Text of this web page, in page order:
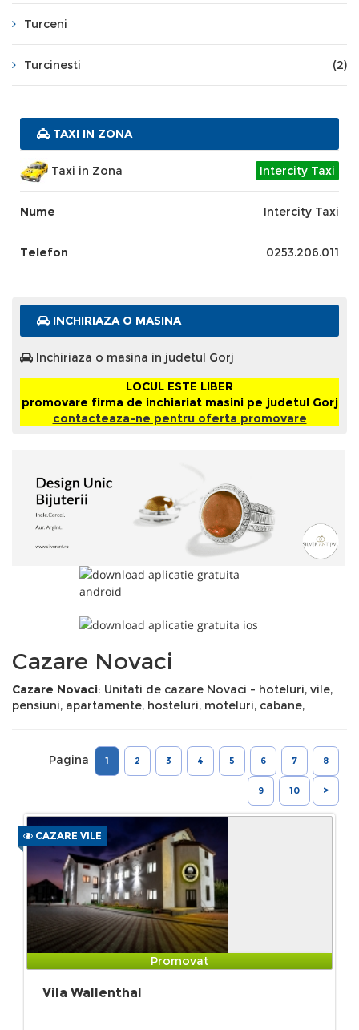
Turceni
Turcinesti (2)
TAXI IN ZONA
Taxi in Zona Intercity Taxi
Nume Intercity Taxi
Telefon 0253.206.011
INCHIRIAZA O MASINA
Inchiriaza o masina in judetul Gorj
LOCUL ESTE LIBER
promovare firma de inchiariat masini pe judetul Gorj
contacteaza-ne pentru oferta promovare
Cazare Novaci
Cazare Novaci: Unitati de cazare Novaci - hoteluri, vile,
pensiuni, apartamente, hosteluri, moteluri, cabane,
Pagina 1 2 3 4 5 6 7 8
9 10 >
CAZARE VILE
Promovat
Vila Wallenthal